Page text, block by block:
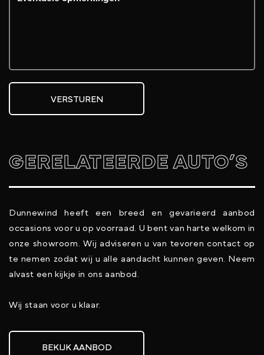
VERSTUREN
GERELATEERDE AUTO’S
Dunnewind heeft een breed en gevarieerd aanbod
occasions voor u op voorraad. U bent van harte welkom in
onze showroom. Wij adviseren u van tevoren contact op
te nemen zodat wij u alle aandacht kunnen geven. Neem
alvast een kijkje in ons aanbod.
Wij staan voor u klaar.
BEKIJK AANBOD